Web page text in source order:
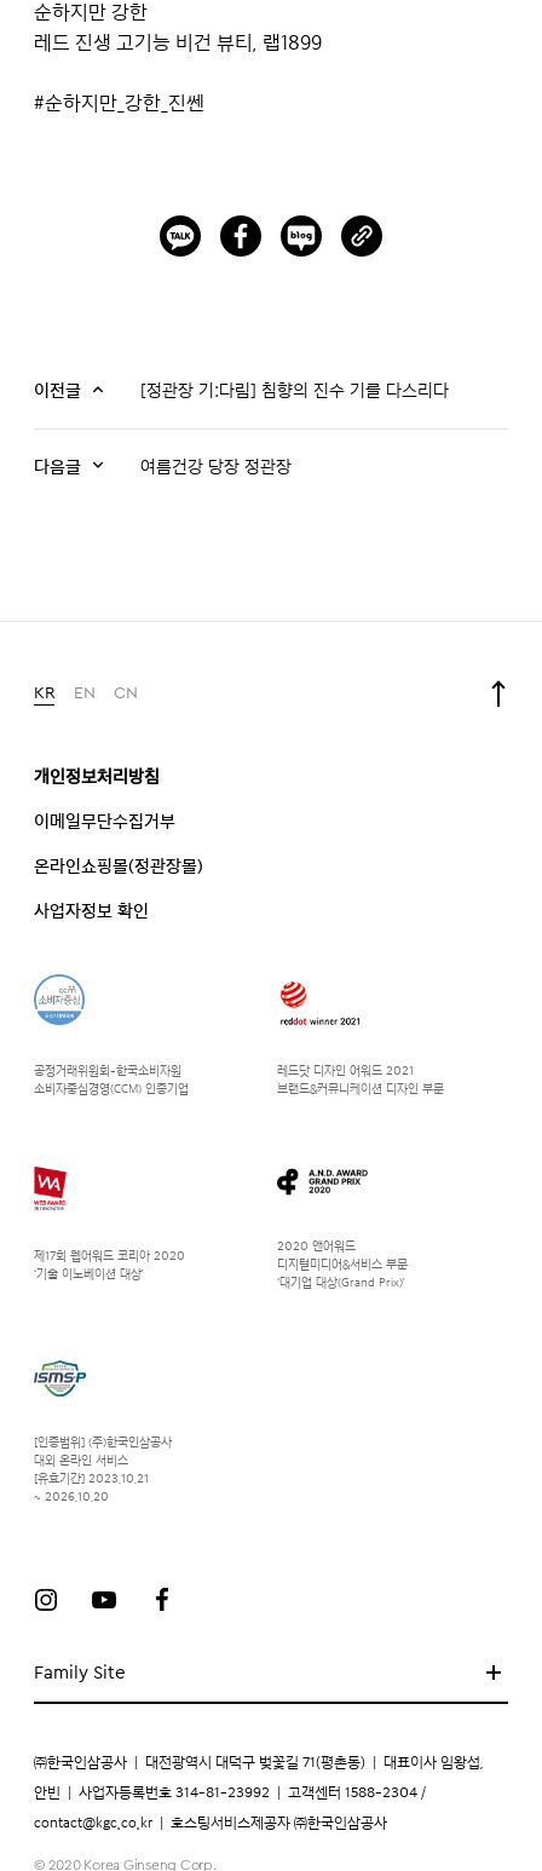
순하지만 강한
레드 진생 고기능 비건 뷰티, 랩1899
#순하지만_강한_진쎈
이전글 [정관장 기:다림] 침향의 진수 기를 다스리다
다음글 여름건강 당장 정관장
KR EN CN
Family Site
공정거래위원회-한국소비자원
소비자중심경영(CCM) 인증기업
레드닷 디자인 어워드 2021
브랜드&커뮤니케이션 디자인 부문
제17회 웹어워드 코리아 2020
‘기술 이노베이션 대상’
2020 앤어워드
디지털미디어&서비스 부문
‘대기업 대상(Grand Prix)’
[인증범위] (주)한국인삼공사
대외 온라인 서비스
[유효기간] 2023.10.21
~ 2026.10.20
개인정보처리방침
이메일무단수집거부
온라인쇼핑몰(정관장몰)
사업자정보 확인
㈜한국인삼공사 대전광역시 대덕구 벚꽃길 71(평촌동) 대표이사 임왕섭,
안빈 사업자등록번호 314-81-23992 고객센터 1588-2304 /
contact@kgc.co.kr 호스팅서비스제공자 ㈜한국인삼공사
© 2020 Korea Ginseng Corp.